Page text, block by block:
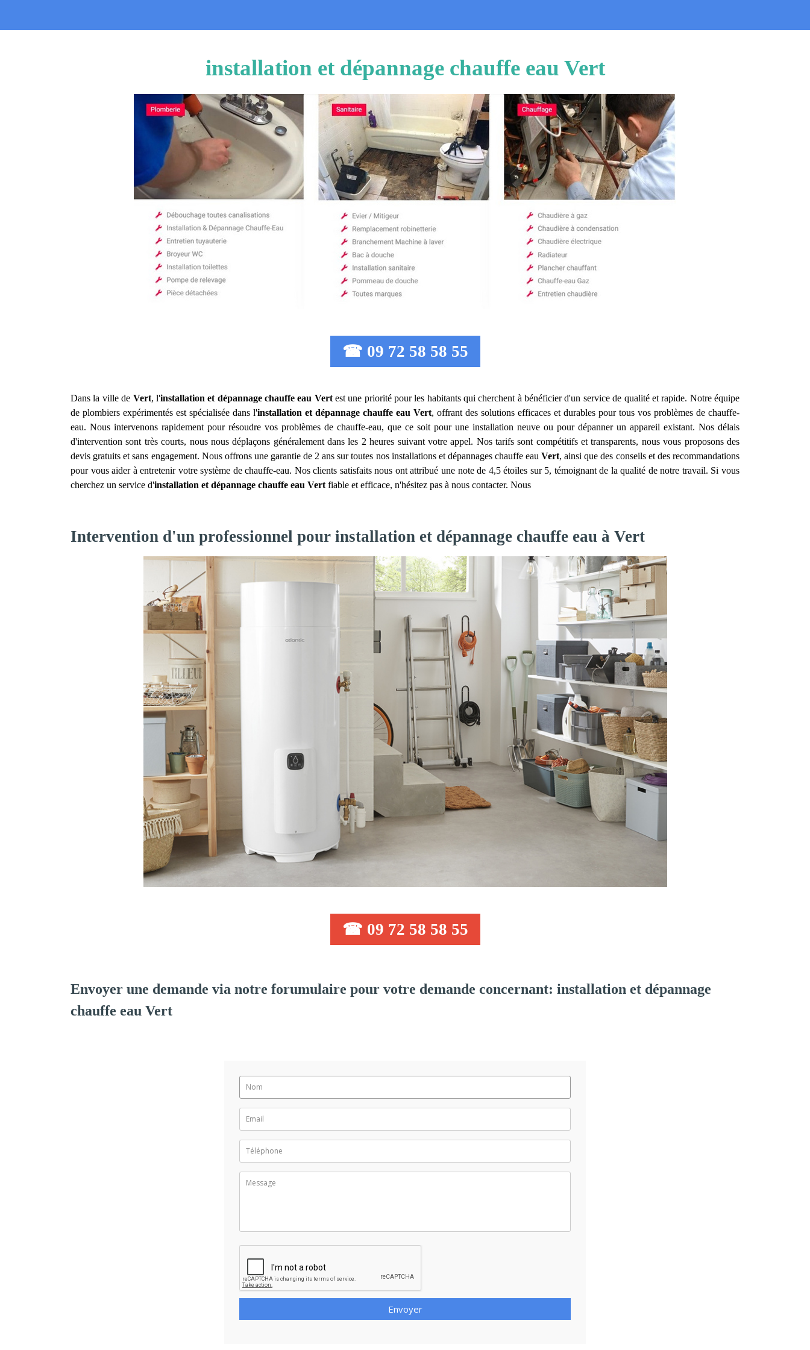
installation et dépannage chauffe eau Vert
☎ 09 72 58 58 55
Dans la ville de Vert, l'installation et dépannage chauffe eau Vertest une priorité pour les habitants qui cherchent à bénéficier d'un service de qualité et rapide. Notre équipe
de plombiers expérimentés est spécialisée dans l'installation et dépannage chauffe eau Vert, offrant des solutions efficaces et durables pour tous vos problèmes de chauffe-
eau. Nous intervenons rapidement pour résoudre vos problèmes de chauffe-eau, que ce soit pour une installation neuve ou pour dépanner un appareil existant. Nos délais
d'intervention sont très courts, nous nous déplaçons généralement dans les 2 heures suivant votre appel. Nos tarifs sont compétitifs et transparents, nous vous proposons des
devis gratuits et sans engagement. Nous offrons une garantie de 2 ans sur toutes nos installations et dépannages chauffe eauVert, ainsi que des conseils et des recommandations
pour vous aider à entretenir votre système de chauffe-eau. Nos clients satisfaits nous ont attribué une note de 4,5 étoiles sur 5, témoignant de la qualité de notre travail. Si vous
cherchez un service d'installation et dépannage chauffe eau Vert fiable et efficace, n'hésitez pas à nous contacter. Nous
Intervention d'un professionnel pour installation et dépannage chauffe eau à Vert
☎ 09 72 58 58 55
Envoyer une demande via notre forumulaire pour votre demande concernant: installation et dépannage
chauffe eau Vert
Envoyer